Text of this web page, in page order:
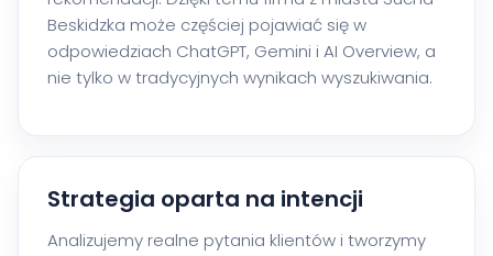
Beskidzka może częściej pojawiać się w
odpowiedziach ChatGPT, Gemini i AI Overview, a
nie tylko w tradycyjnych wynikach wyszukiwania.
Strategia oparta na intencji
Analizujemy realne pytania klientów i tworzymy